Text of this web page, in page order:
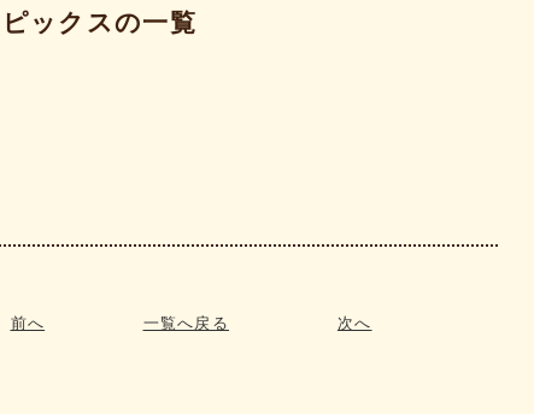
ックスの一覧
前へ 一覧へ戻る 次へ